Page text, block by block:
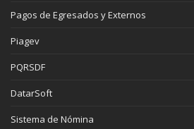
Pagos de Egresados y Externos
Piagev
PQRSDF
DatarSoft
Sistema de Nómina